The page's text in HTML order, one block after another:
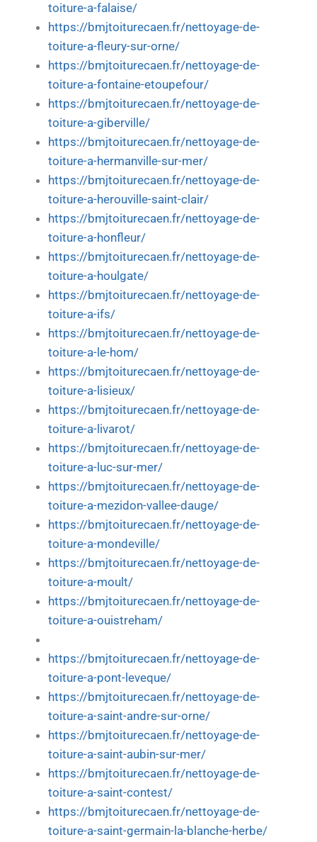
toiture-a-falaise/
https://bmjtoiturecaen.fr/nettoyage-de-
toiture-a-fleury-sur-orne/
https://bmjtoiturecaen.fr/nettoyage-de-
toiture-a-fontaine-etoupefour/
https://bmjtoiturecaen.fr/nettoyage-de-
toiture-a-giberville/
https://bmjtoiturecaen.fr/nettoyage-de-
toiture-a-hermanville-sur-mer/
https://bmjtoiturecaen.fr/nettoyage-de-
toiture-a-herouville-saint-clair/
https://bmjtoiturecaen.fr/nettoyage-de-
toiture-a-honfleur/
https://bmjtoiturecaen.fr/nettoyage-de-
toiture-a-houlgate/
https://bmjtoiturecaen.fr/nettoyage-de-
toiture-a-ifs/
https://bmjtoiturecaen.fr/nettoyage-de-
toiture-a-le-hom/
https://bmjtoiturecaen.fr/nettoyage-de-
toiture-a-lisieux/
https://bmjtoiturecaen.fr/nettoyage-de-
toiture-a-livarot/
https://bmjtoiturecaen.fr/nettoyage-de-
toiture-a-luc-sur-mer/
https://bmjtoiturecaen.fr/nettoyage-de-
toiture-a-mezidon-vallee-dauge/
https://bmjtoiturecaen.fr/nettoyage-de-
toiture-a-mondeville/
https://bmjtoiturecaen.fr/nettoyage-de-
toiture-a-moult/
https://bmjtoiturecaen.fr/nettoyage-de-
toiture-a-ouistreham/
https://bmjtoiturecaen.fr/nettoyage-de-
toiture-a-pont-leveque/
https://bmjtoiturecaen.fr/nettoyage-de-
toiture-a-saint-andre-sur-orne/
https://bmjtoiturecaen.fr/nettoyage-de-
toiture-a-saint-aubin-sur-mer/
https://bmjtoiturecaen.fr/nettoyage-de-
toiture-a-saint-contest/
https://bmjtoiturecaen.fr/nettoyage-de-
toiture-a-saint-germain-la-blanche-herbe/